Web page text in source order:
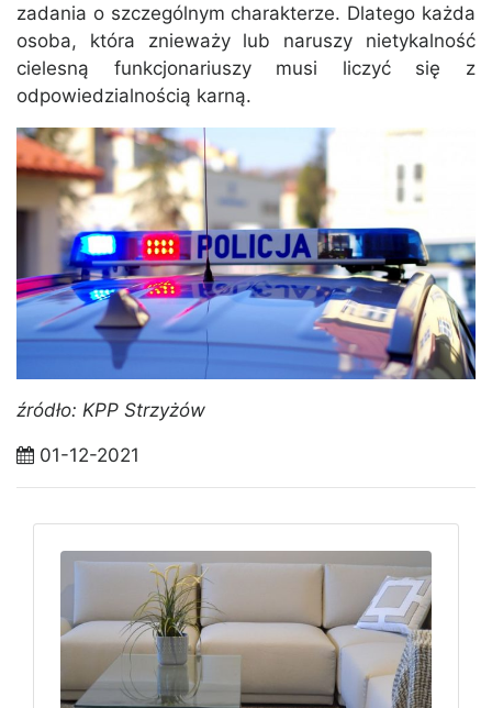
zadania o szczególnym charakterze. Dlatego każda
osoba, która znieważy lub naruszy nietykalność
cielesną funkcjonariuszy musi liczyć się z
odpowiedzialnością karną.
źródło: KPP Strzyżów
01-12-2021